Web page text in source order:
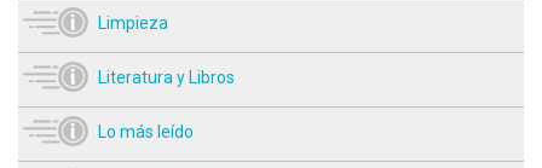
Limpieza
Literatura y Libros
Lo más leído